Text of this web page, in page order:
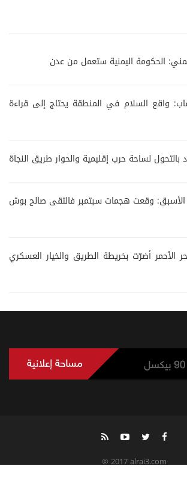
الحكومة اليمنية ستعمل من عدن
واقع السلام في المنطقة يحتاج إلى قراءة
بالتحول لساحة حرب إقليمية والحوار طريق النجاة
الأسبق: وقعت هجمات سبتمبر فالتقى صالح بوش
الأحمر أضرّت بخريطة الطريق والخيار العسكري
© 2017 alrai3.com